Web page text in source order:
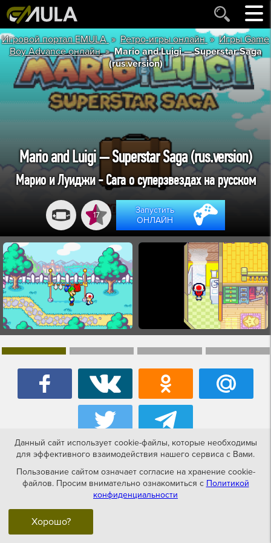
Игровой портал EMULA »Ретро-игры онлайн »Игры Game
Boy Advance онлайн »Mario and Luigi — Superstar Saga
(rus.version)
Mario and Luigi — Superstar Saga (rus.version)
Марио и Луиджи - Сага о суперзвездах на русском
17
Запустить
ОНЛАЙН
Игры похожие на Mario and Luigi —
Superstar Saga (rus.version)
GameBoy Advance
Данный сайт использует cookie-файлы, которые необходимы
для эффективного взаимодействия нашего сервиса с Вами.
Пользование сайтом означает согласие на хранение cookie-
файлов. Просим внимательно ознакомиться с Политикой
конфиденциальности
Хорошо?